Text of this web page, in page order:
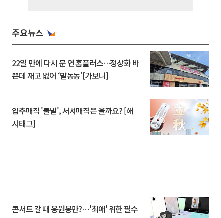
주요뉴스
22일 만에 다시 문 연 홈플러스…정상화 바
쁜데 재고 없어 ‘발동동’[가보니]
입추매직 '불발', 처서매직은 올까요? [해
시태그]
콘서트 갈 때 응원봉만?⋯'최애' 위한 필수